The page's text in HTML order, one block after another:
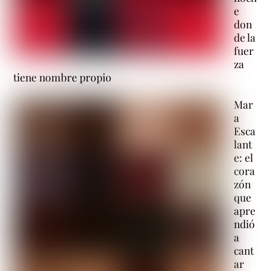
e
don
de la
fuer
za
tiene nombre propio
Mar
a
Esca
lant
e: el
cora
zón
que
apre
ndió
a
cant
ar